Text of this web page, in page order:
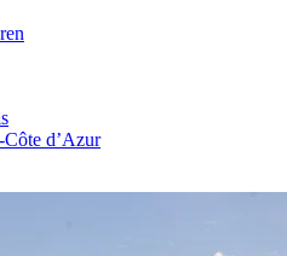
d’Azur